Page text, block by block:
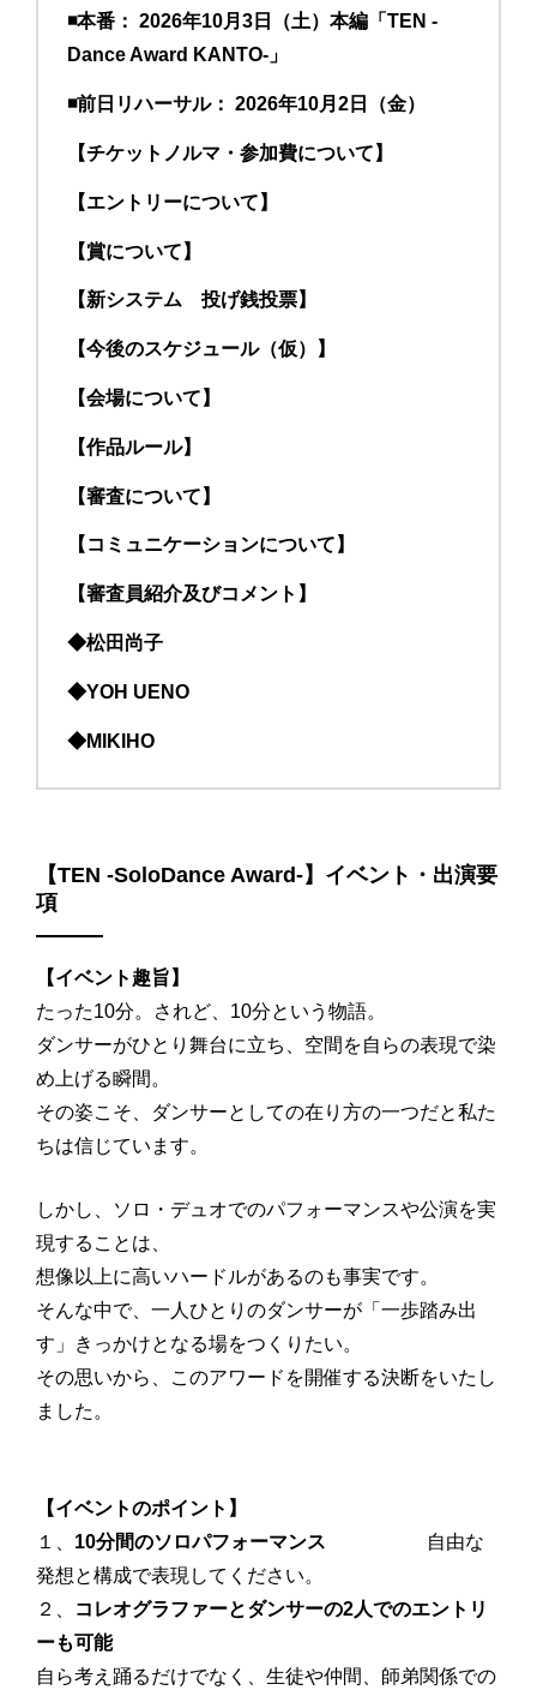
◾️本番： 2026年10月3日（土）本編「TEN -
Dance Award KANTO-」
◾️前日リハーサル： 2026年10月2日（金）
【チケットノルマ・参加費について】
【エントリーについて】
【賞について】
【新システム 投げ銭投票】
【今後のスケジュール（仮）】
【会場について】
【作品ルール】
【審査について】
【コミュニケーションについて】
【審査員紹介及びコメント】
◆松田尚子
◆YOH UENO
◆MIKIHO
【TEN -SoloDance Award-】イベント・出演要
項
【イベント趣旨】
たった10分。されど、10分という物語。
ダンサーがひとり舞台に立ち、空間を自らの表現で染
め上げる瞬間。
その姿こそ、ダンサーとしての在り方の一つだと私た
ちは信じています。
しかし、ソロ・デュオでのパフォーマンスや公演を実
現することは、
想像以上に高いハードルがあるのも事実です。
そんな中で、一人ひとりのダンサーが「一歩踏み出
す」きっかけとなる場をつくりたい。
その思いから、このアワードを開催する決断をいたし
ました。
【イベントのポイント】
１、 10分間のソロパフォーマンス 自由な
発想と構成で表現してください。
２、
コレオグラファーとダンサーの2人でのエントリ
ーも可能
自ら考え踊るだけでなく、生徒や仲間、師弟関係での